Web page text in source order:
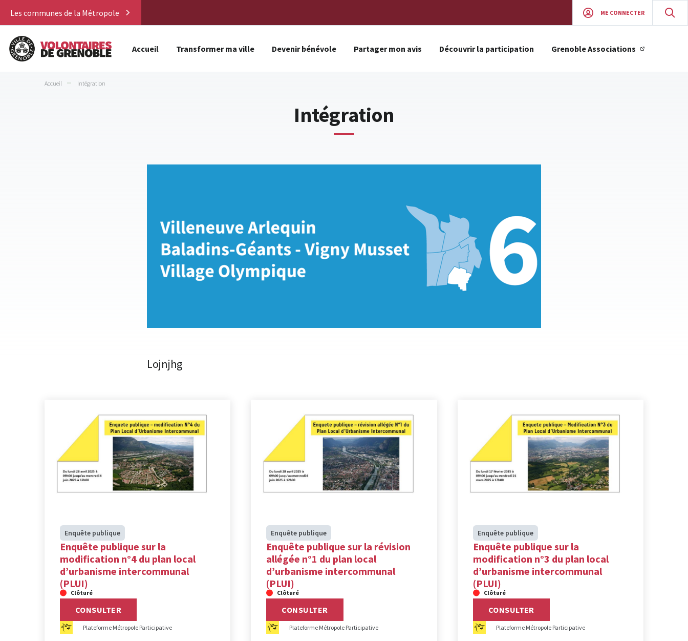
Les communes de la Métropole
ME CONNECTER
Accueil Transformer ma ville Devenir bénévole Partager mon avis Découvrir la participation Grenoble Associations
Accueil Intégration
Intégration
Lojnjhg
Enquête publique sur la
modification n°4 du plan local
d’urbanisme intercommunal
(PLUI)
Clôturé
CONSULTER
Enquête publique
Plateforme Métropole Participative
Enquête publique sur la révision
allégée n°1 du plan local
d’urbanisme intercommunal
(PLUI)
Clôturé
CONSULTER
Enquête publique
Plateforme Métropole Participative
Enquête publique sur la
modification n°3 du plan local
d’urbanisme intercommunal
(PLUI)
Clôturé
CONSULTER
Enquête publique
Plateforme Métropole Participative